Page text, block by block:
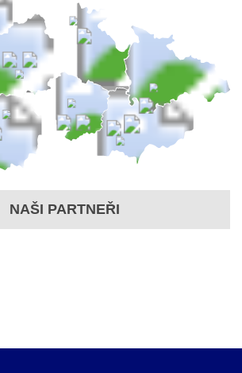
NAŠI PARTNEŘI